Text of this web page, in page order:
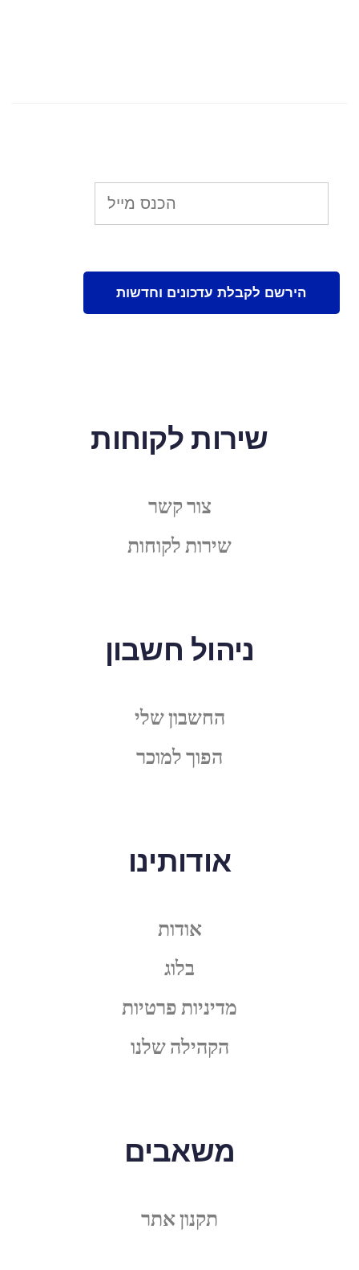
שירות לקוחות
צור קשר
שירות לקוחות
ניהול חשבון
החשבון שלי
הפוך למוכר
אודותינו
אודות
בלוג
מדיניות פרטיות
הקהילה שלנו
משאבים
תקנון אתר